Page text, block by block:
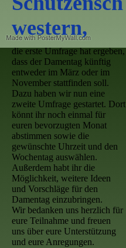
western,
die erste Umfrage hat ergeben,
dass der Damentag künftig
entweder im März oder im
November stattfinden soll.
Dazu haben wir nun eine
zweite Umfrage gestartet. Dort
könnt ihr noch einmal für
euren bevorzugten Monat
abstimmen sowie die
gewünschte Uhrzeit und den
Wochentag auswählen.
Außerdem habt ihr die
Möglichkeit, weitere Ideen
und Vorschläge für den
Damentag einzubringen.
Wir bedanken uns herzlich für
eure Teilnahme und freuen
uns über eure Unterstützung
und eure Anregungen.